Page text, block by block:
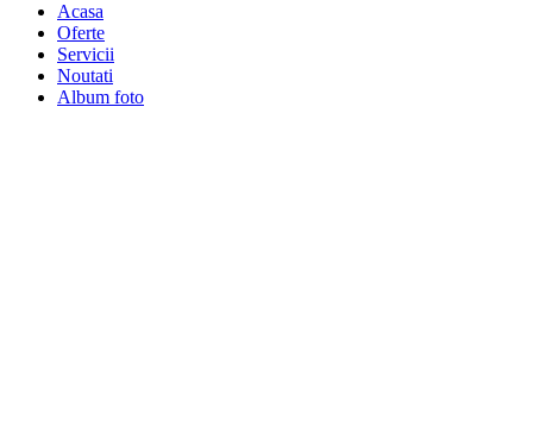
Acasa
Oferte
Servicii
Noutati
Album foto